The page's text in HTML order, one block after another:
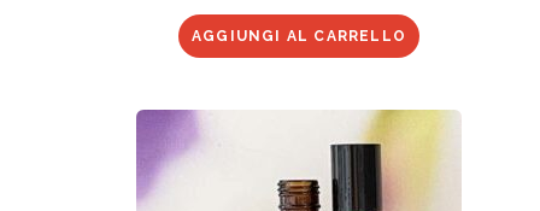
AGGIUNGI AL CARRELLO